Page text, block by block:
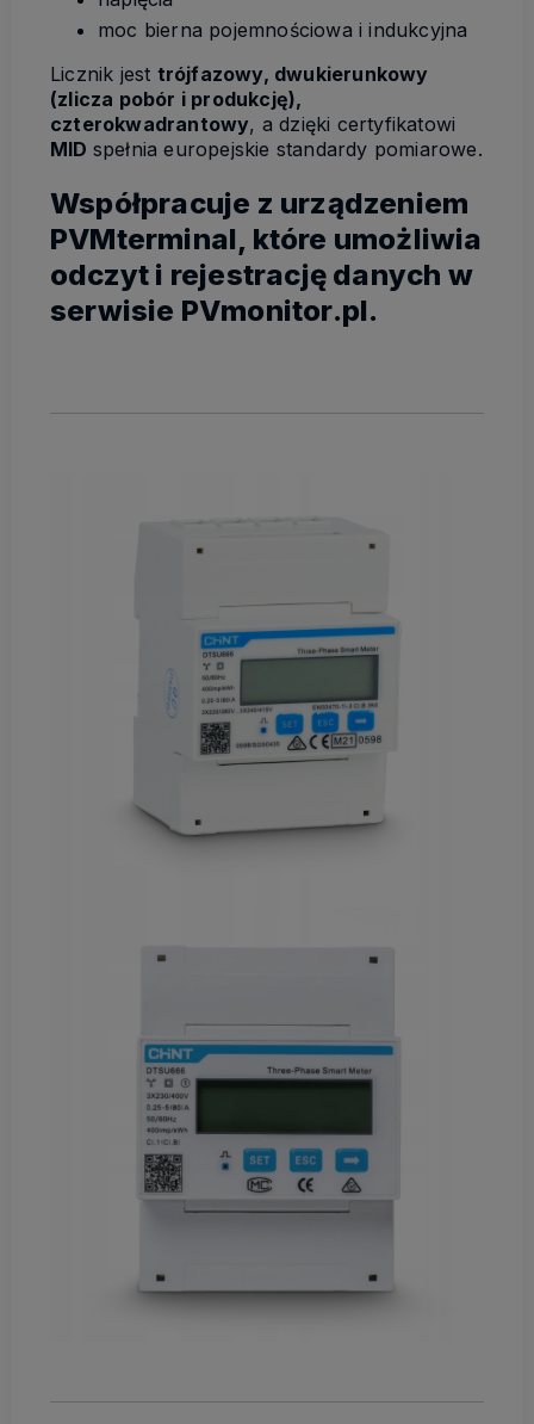
moc bierna pojemnościowa i indukcyjna
Licznik jest trójfazowy, dwukierunkowy
(zlicza pobór i produkcję),
czterokwadrantowy, a dzięki certyfikatowi
MID spełnia europejskie standardy pomiarowe.
Współpracuje z urządzeniem
PVMterminal, które umożliwia
odczyt i rejestrację danych w
serwisie PVmonitor.pl.